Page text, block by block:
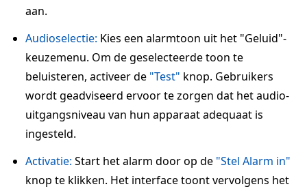
aan.
Audioselectie: Kies een alarmtoon uit het "Geluid"-
keuzemenu. Om de geselecteerde toon te
beluisteren, activeer de "Test" knop. Gebruikers
wordt geadviseerd ervoor te zorgen dat het audio-
uitgangsniveau van hun apparaat adequaat is
ingesteld.
Activatie: Start het alarm door op de "Stel Alarm in"
knop te klikken. Het interface toont vervolgens het